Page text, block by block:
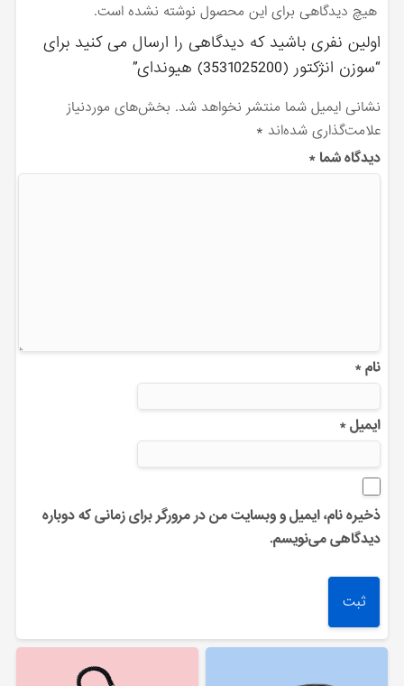
هیچ دیدگاهی برای این محصول نوشته نشده است.
اولین نفری باشید که دیدگاهی را ارسال می کنید برای
“سوزن انژكتور (3531025200) هیوندای”
نشانی ایمیل شما منتشر نخواهد شد. بخش‌های موردنیاز
علامت‌گذاری شده‌اند *
دیدگاه شما*
نام*
ایمیل*
ذخیره نام، ایمیل و وبسایت من در مرورگر برای زمانی که دوباره
دیدگاهی می‌نویسم.